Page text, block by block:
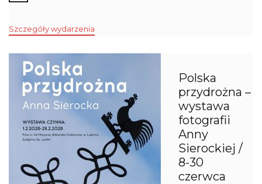
Szczegóły wydarzenia
Polska
przydrożna –
wystawa
fotografii
Anny
Sierockiej /
8-30
czerwca